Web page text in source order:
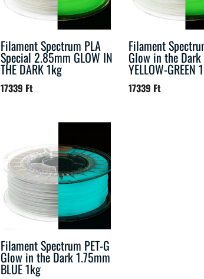
Filament Spectrum PLA
Special 2.85mm GLOW IN
THE DARK 1kg
17339 Ft
Filament
Glow in the
YELLOW-GREEN
17339 Ft
Filament Spectrum PET-G
Glow in the Dark 1.75mm
BLUE 1kg